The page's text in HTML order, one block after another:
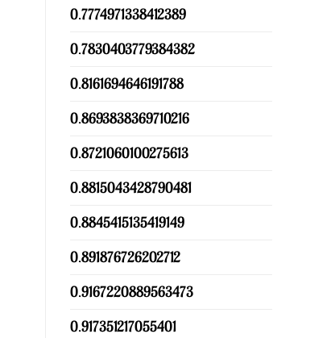
0.7774971338412389
0.7830403779384382
0.8161694646191788
0.8693838369710216
0.8721060100275613
0.8815043428790481
0.8845415135419149
0.891876726202712
0.9167220889563473
0.917351217055401